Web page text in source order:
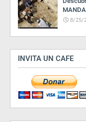
8/25/
INVITA UN CAFE